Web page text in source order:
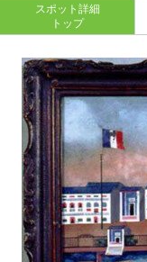
スポット詳細
トップ